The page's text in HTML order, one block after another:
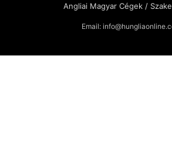
Angliai Magyar Cégek /
Email: